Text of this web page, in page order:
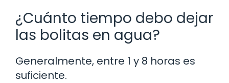
¿Cuánto tiempo debo dejar
las bolitas en agua?
Generalmente, entre 1 y 8 horas es
suficiente.